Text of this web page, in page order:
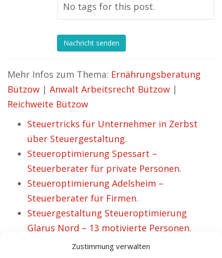
Zustimmung verwalten
No tags for this post.
Nachricht senden
Mehr Infos zum Thema: Ernährungsberatung
Bützow | Anwalt Arbeitsrecht Bützow |
Reichweite Bützow
Steuertricks für Unternehmer in Zerbst
über Steuergestaltung.
Steueroptimierung Spessart –
Steuerberater für private Personen.
Steueroptimierung Adelsheim –
Steuerberater für Firmen.
Steuergestaltung Steueroptimierung
Glarus Nord – 13 motivierte Personen.
Steuergestaltung Schwabing mehr